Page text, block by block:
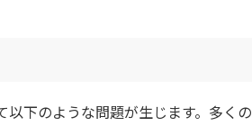
下のような問題が生じます。多くの